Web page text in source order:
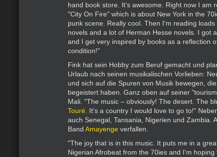
hand book store. It's awesome. Right now I am
"City On Fire" which is about New York in the
punk scene. Really cool. Then I'm reading
novels and a lot of Herman Hesse novels. I got
and I get very inspired by books as a reflection
condition!"
Fink hat sein Hobby zum Beruf gemacht und
Urlaub nach seinen musikalischen Vorlieben:
und sich auf die Spuren von Musik bewegen,
begeistert haben. Ganz oben auf seiner
Mali. "The music – obviously! The desert. The
Touré . It's a country I would love to go to!"
auch Senegal, Tansania, Nigerien und Zambia.
Band Amayenge verfallen.
"The joy that is in this music. It puts me in a
Nigerian Afrobeat from the 70ies and I'm